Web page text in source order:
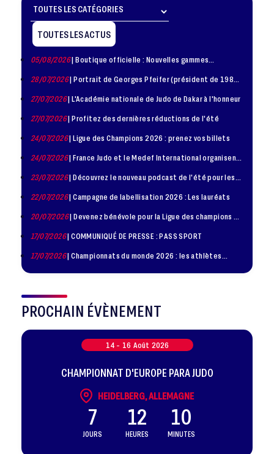
TOUTES LES ACTUS
05/08/2026| Boutique officielle : Nouvelles gammes
28/07/2026| Portrait de Georges Pfeifer (président de 1981
27/07/2026| L'Académie nationale de Judo de Dakar à l'honneur
27/07/2026| Profitez des dernières réductions de l'été
24/07/2026| Ligue des Champions 2026 : prenez vos billets
24/07/2026| France Judo et le Medef International organisent
23/07/2026| Découvrez le nouveau podcast de l'été pour les
22/07/2026| Campagne de labellisation 2026 : Les lauréats
20/07/2026| Devenez bénévole pour la Ligue des champions de
17/07/2026| COMMUNIQUÉ DE PRESSE : PASS SPORT
17/07/2026| Championnats du monde 2026 : les athlètes
PROCHAIN ÉVÈNEMENT
14 - 16 Août 2026
CHAMPIONNAT D'EUROPE PARA JUDO
HEIDELBERG, ALLEMAGNE
7
JOURS
12
HEURES
10
MINUTES